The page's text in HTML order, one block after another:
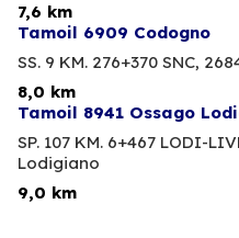
7,6 km
Tamoil 6909 Codogno
SS. 9 KM. 276+370 SNC,
8,0 km
Tamoil 8941 Ossago
SP. 107 KM. 6+467 LODI-
Lodigiano
9,0 km